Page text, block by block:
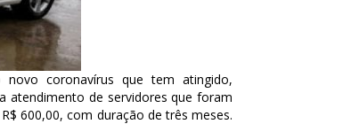
coronavírus que tem atingido,
atendimento de servidores que foram
600,00, com duração de três meses.